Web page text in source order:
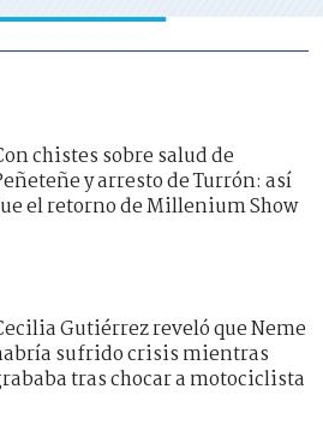
chistes sobre salud de
y arresto de Turrón: así
el retorno de Millenium Show
Gutiérrez reveló que Neme
sufrido crisis mientras
tras chocar a motociclista